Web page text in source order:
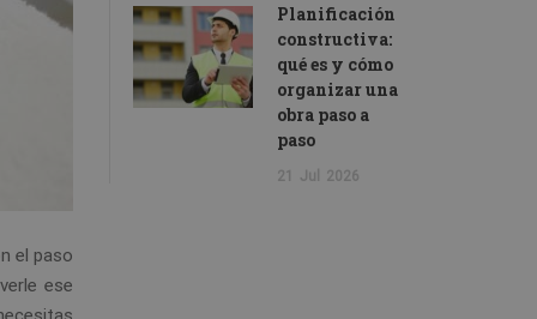
el paso
ese
Planificación
constructiva:
qué es y cómo
organizar una
obra paso a
paso
21 Jul 2026